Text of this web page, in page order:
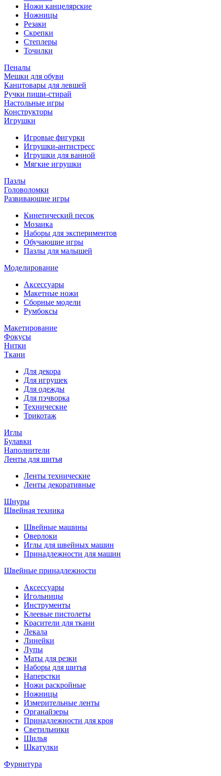
Ножи канцелярские
Ножницы
Резаки
Скрепки
Степлеры
Точилки
Пеналы
Мешки для обуви
Канцтовары для левшей
Ручки пиши-стирай
Настольные игры
Конструкторы
Игрушки
Игровые фигурки
Игрушки-антистресс
Игрушки для ванной
Мягкие игрушки
Пазлы
Головоломки
Развивающие игры
Кинетический песок
Мозаика
Наборы для экспериментов
Обучающие игры
Пазлы для малышей
Моделирование
Аксессуары
Макетные ножи
Сборные модели
Румбоксы
Макетирование
Фокусы
Нитки
Ткани
Для декора
Для игрушек
Для одежды
Для пэчворка
Технические
Трикотаж
Иглы
Булавки
Наполнители
Ленты для шитья
Ленты технические
Ленты декоративные
Шнуры
Швейная техника
Швейные машины
Оверлоки
Иглы для швейных машин
Принадлежности для машин
Швейные принадлежности
Аксессуары
Игольницы
Инструменты
Клеевые пистолеты
Красители для ткани
Лекала
Линейки
Лупы
Маты для резки
Наборы для шитья
Наперстки
Ножи раскройные
Ножницы
Измерительные ленты
Органайзеры
Принадлежности для кроя
Светильники
Шилья
Шкатулки
Фурнитура